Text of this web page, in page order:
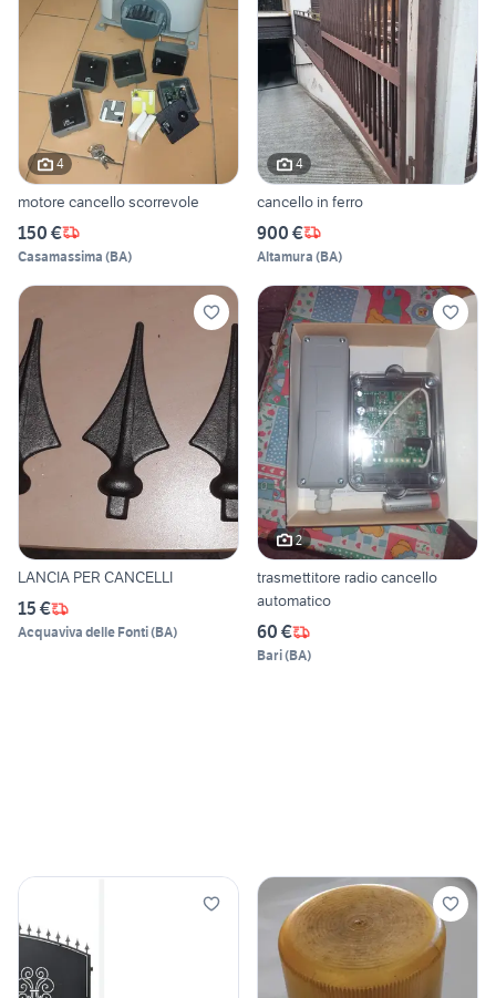
4
motore cancello scorrevole
150 €
Casamassima (BA)
4
cancello in ferro
900 €
Altamura (BA)
LANCIA PER CANCELLI
15 €
Acquaviva delle Fonti(BA)
2
trasmettitore radio cancello
automatico
60 €
Bari(BA)